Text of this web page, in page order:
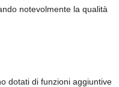
notevolmente la qualità
dotati di funzioni aggiuntive